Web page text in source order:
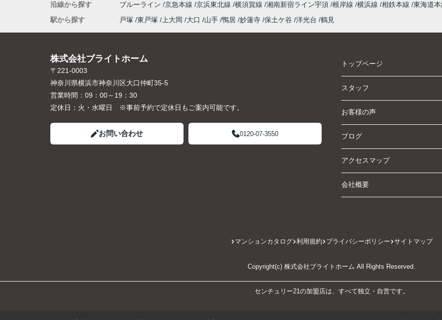
沿線から探す
ブルーライン 京急本線 京浜東北線 横須賀線 湘南新宿ライン宇須 根岸線 横浜線 相鉄本線 東海道
駅から探す
戸塚 東戸塚 上大岡 大口 山手 鴨居 妙蓮寺 保土ケ谷 洋光台 鶴見
株式会社ブライトホーム
〒221-0003
神奈川県横浜市神奈川区大口仲町35-5
営業時間： 09：00～19：30
定休日： 火・水曜日 ※事前予約で定休日もご案内可能です。
お問い合わせ 0120-07-3550
トップページ
スタッフ
お客様の声
ブログ
アクセスマップ
会社概要
マンションカタログ 利用規約 プライバシーポリシー サイトマップ
Copyright(c) 株式会社ブライトホーム All Rights Reserved.
センチュリー21の加盟店は、すべて独立・自営です。